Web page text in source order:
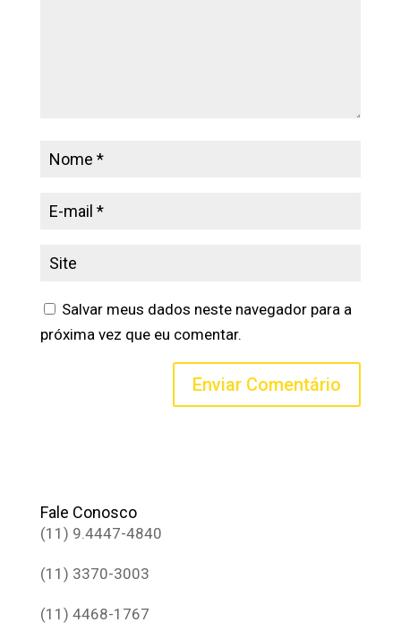
Salvar meus dados neste navegador para a
próxima vez que eu comentar.
Fale Conosco
(11) 9.4447-4840
(11) 3370-3003
(11) 4468-1767